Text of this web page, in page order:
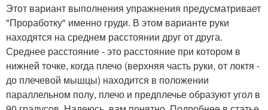
Этот вариант выполнения упражнения предусматривает
"Проработку" именно груди. В этом варианте руки
находятся на среднем расстоянии друг от друга.
Среднее расстояние - это расстояние при котором в
нижней точке, когда плечо (верхняя часть руки, от локтя -
до плечевой мышцы) находится в положении
параллельном полу, плечо и предплечье образуют угол в